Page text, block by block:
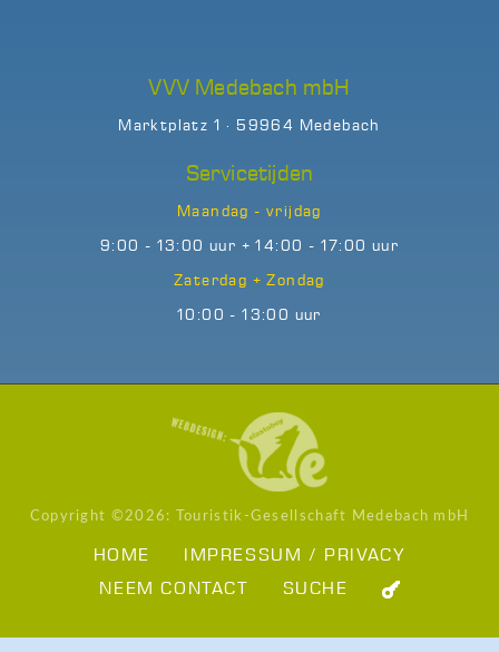
VVV Medebach mbH
Marktplatz 1 · 59964 Medebach
Servicetijden
Maandag - vrijdag
9:00 - 13:00 uur + 14:00 - 17:00 uur
Zaterdag + Zondag
10:00 - 13:00 uur
Copyright ©2026: Touristik-Gesellschaft Medebach mbH
HOME
IMPRESSUM / PRIVACY
NEEM CONTACT
SUCHE